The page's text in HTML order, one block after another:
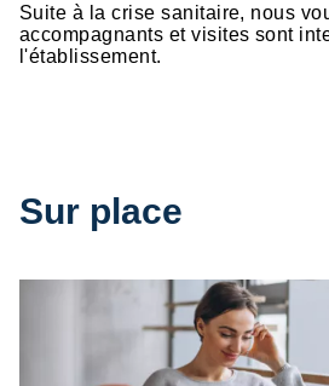
Suite à la crise sanitaire, nous
accompagnants et visites sont
l'établissement.
Sur place